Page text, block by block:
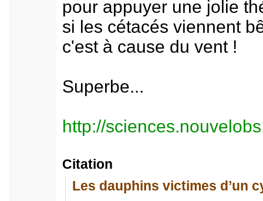
pour appuyer une jolie
si les cétacés viennent
c'est à cause du vent !
Superbe...
http://
Citation
Les dauphins victimes d’un